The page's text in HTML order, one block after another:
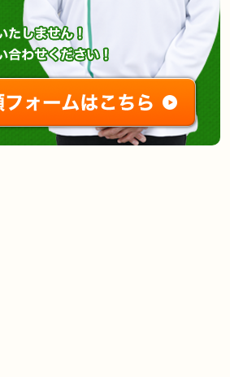
無料診断やお問い
ご